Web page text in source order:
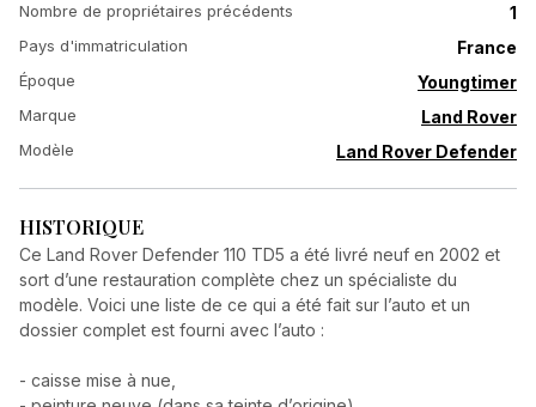
Nombre de propriétaires précédents 1
Pays d'immatriculation France
Époque Youngtimer
Marque Land Rover
Modèle Land Rover Defender
HISTORIQUE
Ce Land Rover Defender 110 TD5 a été livré neuf en 2002 et
sort d’une restauration complète chez un spécialiste du
modèle. Voici une liste de ce qui a été fait sur l’auto et un
dossier complet est fourni avec l’auto :
- caisse mise à nue,